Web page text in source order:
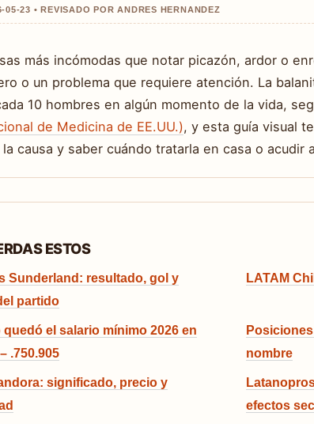
05-23 • REVISADO POR ANDRES HERNANDEZ
más incómodas que notar picazón, ardor o
o un problema que requiere atención. La
10 hombres en algún momento de la vida,
de Medicina de EE.UU.), y esta guía visual
causa y saber cuándo tratarla en casa o acudir
ESTOS
Sunderland: resultado, gol y
partido
LATAM
quedó el salario mínimo 2026 en
.750.905
nombre
significado, precio y
efectos